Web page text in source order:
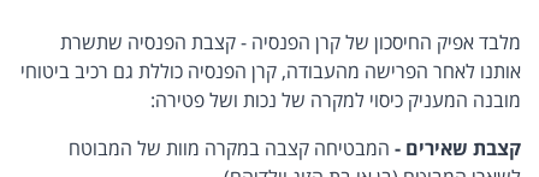
מלבד אפיק החיסכון של קרן הפנסיה - קצבת הפנסיה שתשרת
אותנו לאחר הפרישה מהעבודה, קרן הפנסיה כוללת גם רכיב ביטוחי
מובנה המעניק כיסוי למקרה של נכות ושל פטירה:
קצבת שאירים - המבטיחה קצבה במקרה מוות של המבוטח